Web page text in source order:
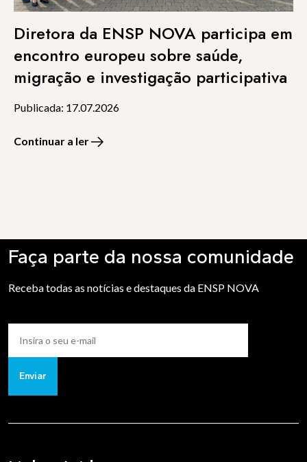
Diretora da ENSP NOVA participa em
encontro europeu sobre saúde,
migração e investigação participativa
Publicada: 17.07.2026
Continuar a ler
Faça parte da nossa comunidade
Receba todas as notícias e destaques da ENSP NOVA
Enviar